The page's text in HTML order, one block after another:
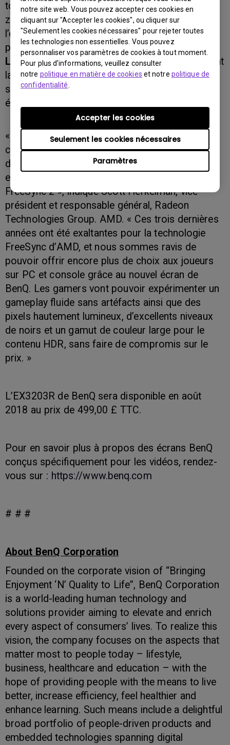
notre site web. Vous pouvez accepter ces cookies en
cliquant sur "Accepter les cookies", ou cliquer sur
"Seulement les cookies nécessaires" pour rejeter toutes
les technologies non essentielles. Vous pouvez
personnaliser vos paramètres de cookies à tout moment.
Pour plus d'informations, veuillez consulter
notre politique en matière de cookies et notre politique de
confidentialité
Paramètres
Seulement les cookies nécessaires
Accepter les cookies
tout en préservant les détails subtils dans les
zones sombres, cette technologie offre
l’expérience de visionnage la plus confortable et
précise qui soit.
La solution Flicker-Freesoulage instantanément
la fatigue des yeux en éliminant les plus de 200
scintillements par seconde qui affectent les
écrans LDC traditionnels.
« L’écran EX3203R de BenQ présente des
couleurs, un contraste et des détails incroyables
dans chaque pixel, et constitue un atout
exceptionnel qui vient s'ajouter à la famille
FreeSync 2 », indique Scott Herkelman, vice-
président et responsable général, Radeon
Technologies Group. AMD. « Ces trois dernières
années ont été exaltantes pour la technologie
FreeSync d’AMD, et nous sommes ravis de
pouvoir offrir encore plus de choix aux joueurs
sur PC et console grâce au nouvel écran de
BenQ. Les gamers vont pouvoir expérimenter un
gameplay fluide sans artéfacts ainsi que des
pixels hautement lumineux, d’excellents niveaux
de noirs et un gamut de couleur large pour le
contenu HDR, sans faire de compromis sur le
prix. »
L’EX3203R de BenQ sera disponible en août
2018 au prix de 499,00 £ TTC.
Pour en savoir plus à propos des écrans BenQ
conçus spécifiquement pour les vidéos, rendez-
vous sur : https://www.benq.com
# # #
About BenQ Corporation
Founded on the corporate vision of “Bringing
Enjoyment ‘N’ Quality to Life”, BenQ Corporation
is a world-leading human technology and
solutions provider aiming to elevate and enrich
every aspect of consumers’ lives. To realize this
vision, the company focuses on the aspects that
matter most to people today – lifestyle,
business, healthcare and education – with the
hope of providing people with the means to live
better, increase efficiency, feel healthier and
enhance learning. Such means include a delightful
broad portfolio of people-driven products and
embedded technologies spanning digital